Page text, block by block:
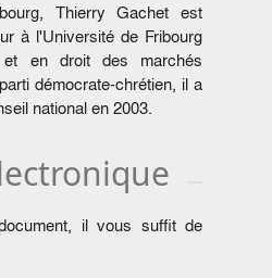
Thierry Gachet est
à l'Université de Fribourg
en droit des marchés
démocrate-chrétien, il a
national en 2003.
il vous suffit de